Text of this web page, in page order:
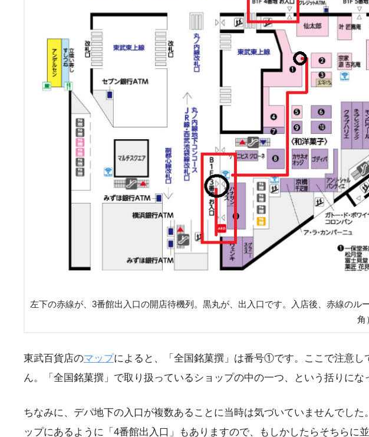
左下の赤線が、3番館出入口の開店待機列。黒丸が、出入口です。入店後、赤線の
角
東武百貨店のマップによると、「全国銘菓撰」は番号①です。ここで注意し
ん。「全国銘菓撰」で取り扱っているショップの中の一つ、という括りにな
ちなみに、デパ地下の入口が複数あることに当時は気づいていませんでし
ップにあるように「4番館出入口」もありますので、もしかしたらそちら